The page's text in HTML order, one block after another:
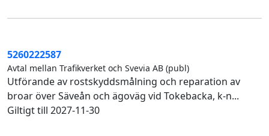
5260222587
Avtal mellan Trafikverket och Svevia AB (publ)
Utförande av rostskyddsmålning och reparation av
broar över Säveån och ägoväg vid Tokebacka, k-n...
Giltigt till 2027-11-30